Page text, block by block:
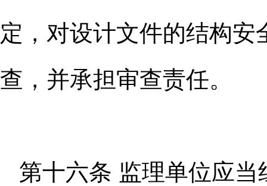
定，对设计文件的结构安
查，并承担审查责任。
第十六条 监理单位应